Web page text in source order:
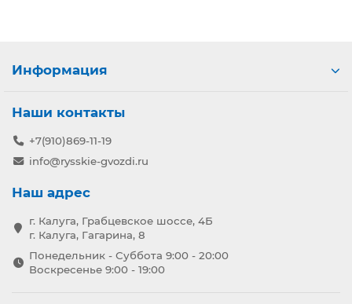
Информация
Наши контакты
+7(910)869-11-19
info@rysskie-gvozdi.ru
Наш адрес
г. Калуга, Грабцевское шоссе, 4Б
г. Калуга, Гагарина, 8
Понедельник - Суббота 9:00 - 20:00
Воскресенье 9:00 - 19:00